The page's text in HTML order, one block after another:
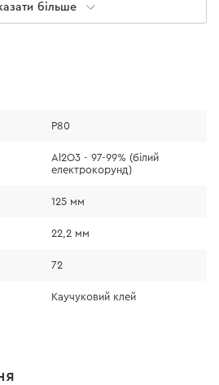
— білий електрокорунд
високий ресурс навіть
твердими матеріалами;
більше
Р80
Al2O3 - 97-99% (білий
електрокорунд)
125 мм
22,2 мм
72
Каучуковий клей